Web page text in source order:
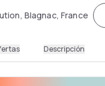
Blagnac, France
Descripción